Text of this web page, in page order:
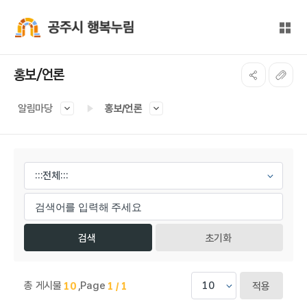
전체
홍보/언론
알림마당 홍보/언론
초기화
총 게시물 10 ,Page 1 / 1 적용